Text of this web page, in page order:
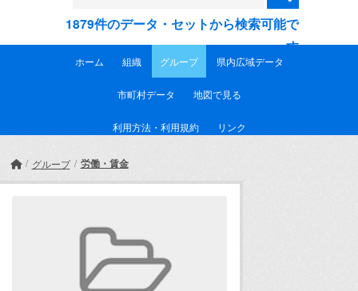
1879件のデータ・セットから検索可能で
す
ホーム 組織 グループ 県内広域データ
市町村データ 地図で見る
利用方法・利用規約 リンク
グループ 労働・賃金